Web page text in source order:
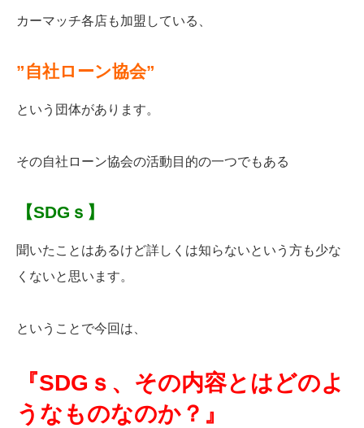
カーマッチ各店も加盟している、
”自社ローン協会”
という団体があります。
その自社ローン協会の活動目的の一つでもある
【SDGｓ】
聞いたことはあるけど詳しくは知らないという方も少な
くないと思います。
ということで今回は、
『SDGｓ、その内容とはどのよ
うなものなのか？』